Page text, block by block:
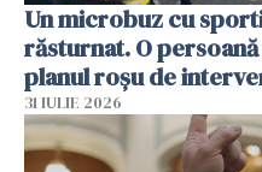
Un microbuz cu
răsturnat. O
planul roșu de
31 IULIE 2026